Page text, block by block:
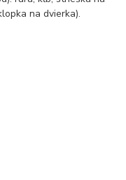
na dvierka).